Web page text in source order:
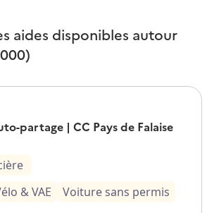
aides disponibles autour
partage | CC Pays de Falaise
& VAE
Voiture sans permis